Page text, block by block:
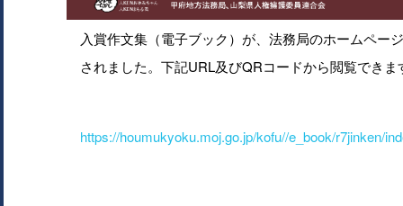
入賞作文集（電子ブック）が、法務局のホームペー
されました。下記URL及びQRコードから閲覧できま
https://houmukyoku.moj.go.jp/kofu//e_book/r7jinken/